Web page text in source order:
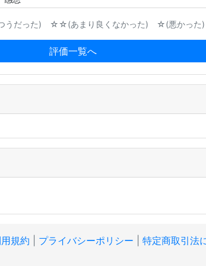
った) ☆☆(あまり良くなかった) ☆(悪かった)
評価一覧へ
規約 プライバシーポリシー 特定商取引法